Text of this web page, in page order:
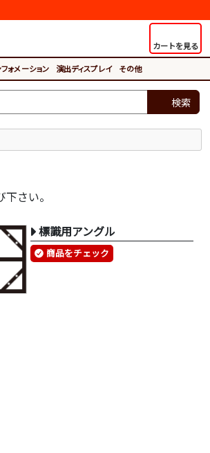
カートを見る
ォメーション 演出ディスプレイ その他
検索
さい。
標識用アングル
商品をチェック